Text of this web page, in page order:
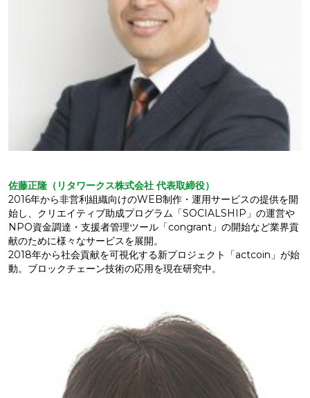
佐藤正隆（リタワークス株式会社 代表取締役）
2016年から非営利組織向けのWEB制作・運用サービスの提供を開
始し、クリエイティブ助成プログラム「SOCIALSHIP」の運営や
NPO資金調達・支援者管理ツール「congrant」の開始など業界貢
献のために様々なサービスを展開。
2018年から社会貢献を可視化する新プロジェクト「actcoin」が始
動。ブロックチェーン技術の応用を現在研究中。